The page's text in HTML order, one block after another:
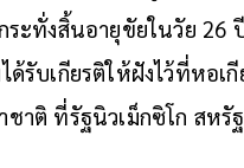
ระทั่งสิ้นอายุขัยในวัย 26
ด้รับเกียรติให้ฝังไว้ที่หอเ
าติ ที่รัฐนิวเม็กซิโก สหรั